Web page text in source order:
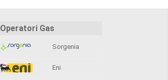
Operatori Gas
Sorgenia
Eni